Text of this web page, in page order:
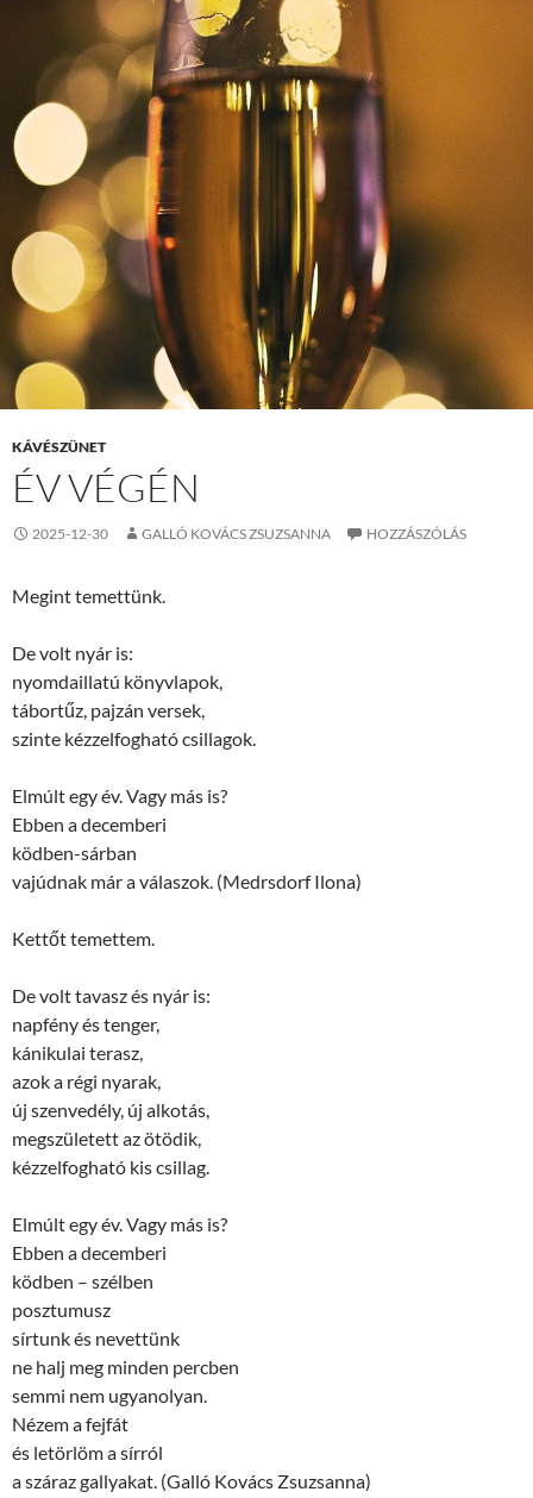
KÁVÉSZÜNET
ÉV VÉGÉN
2025-12-30 GALLÓ KOVÁCS ZSUZSANNA HOZZÁSZÓLÁS
Megint temettünk.
De volt nyár is:
nyomdaillatú könyvlapok,
tábortűz, pajzán versek,
szinte kézzelfogható csillagok.
Elmúlt egy év. Vagy más is?
Ebben a decemberi
ködben-sárban
vajúdnak már a válaszok. (Medrsdorf Ilona)
Kettőt temettem.
De volt tavasz és nyár is:
napfény és tenger,
kánikulai terasz,
azok a régi nyarak,
új szenvedély, új alkotás,
megszületett az ötödik,
kézzelfogható kis csillag.
Elmúlt egy év. Vagy más is?
Ebben a decemberi
ködben – szélben
posztumusz
sírtunk és nevettünk
ne halj meg minden percben
semmi nem ugyanolyan.
Nézem a fejfát
és letörlöm a sírról
a száraz gallyakat. (Galló Kovács Zsuzsanna)